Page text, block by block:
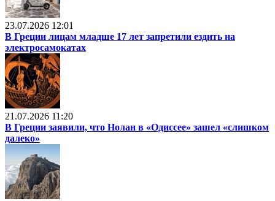
23.07.2026 12:01
В Греции лицам младше 17 лет запретили ездить на
электросамокатах
21.07.2026 11:20
В Греции заявили, что Нолан в «Одиссее» зашел «слишком
далеко»